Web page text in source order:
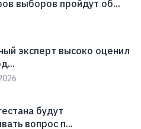
выборов пройдут об...
эксперт высоко оценил
будут
вопрос п...